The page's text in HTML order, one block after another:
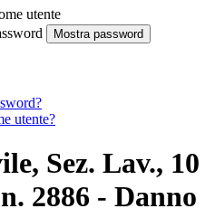
utente
Mostra password
utente?
Sez. Lav., 10
2886 - Danno